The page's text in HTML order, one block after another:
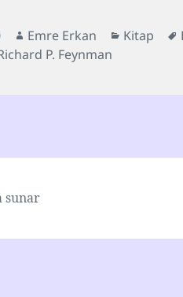
Yazar
Emre Erkan Kitap
P. Feynman
sunar